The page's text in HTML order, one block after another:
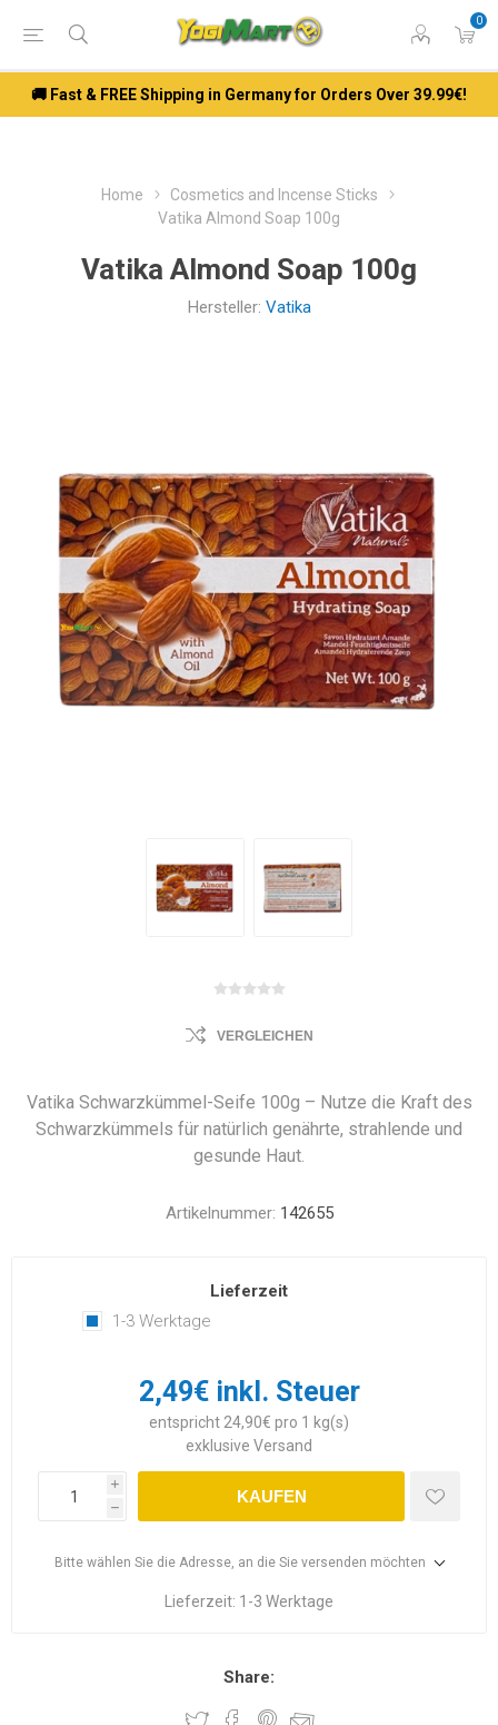
0
🚚 Fast & FREE Shipping in Germany for Orders Over 39.99€!
Home
Cosmetics and Incense Sticks
Vatika Almond Soap 100g
Vatika Almond Soap 100g
Hersteller: Vatika
VERGLEICHEN
Vatika Schwarzkümmel-Seife 100g – Nutze die Kraft des
Schwarzkümmels für natürlich genährte, strahlende und
gesunde Haut.
Artikelnummer: 142655
Lieferzeit
1-3 Werktage
2,49€ inkl. Steuer
entspricht 24,90€ pro 1 kg(s)
exklusive Versand
i
h
KAUFEN
Bitte wählen Sie die Adresse, an die Sie versenden möchten
Lieferzeit: 1-3 Werktage
Share: